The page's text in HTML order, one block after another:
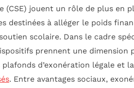
(CSE) jouent un rôle de plus en
destinées à alléger le poids
scolaire. Dans le cadre
prennent une dimension
plafonds d’exonération légale et
. Entre avantages sociaux,